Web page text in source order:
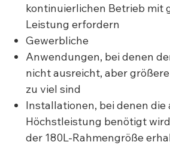
kontinuierlichen Betrieb mit
Leistung erfordern
Gewerbliche
Anwendungen, bei denen
nicht ausreicht, aber
zu viel sind
Installationen, bei denen die
Höchstleistung benötigt
der 180L-Rahmengröße